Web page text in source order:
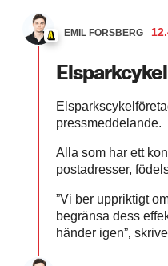
EMIL FORSBERG
pressmeddelande.
Alla som har ett
postadresser,
”Vi ber uppriktigt
begränsa dess
händer igen”‚